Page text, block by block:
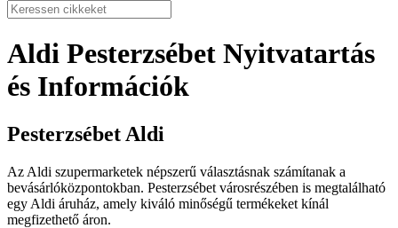
Aldi Pesterzsébet Nyitvatartás
és Információk
Pesterzsébet Aldi
Az Aldi szupermarketek népszerű választásnak számítanak a
bevásárlóközpontokban. Pesterzsébet városrészében is megtalálható
egy Aldi áruház, amely kiváló minőségű termékeket kínál
megfizethető áron.